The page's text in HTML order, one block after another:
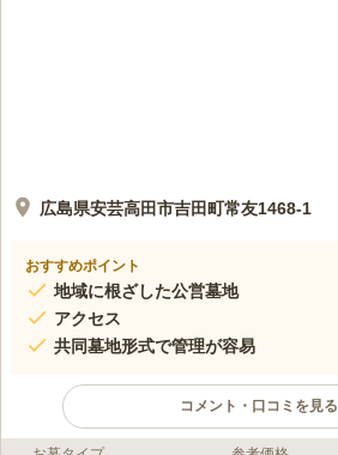
広島県安芸高田市吉田町常友1468-1
おすすめポイント
地域に根ざした公営墓地
アクセス
共同墓地形式で管理が容易
コメント・口コミを見る